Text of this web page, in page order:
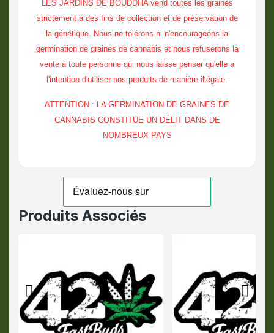
LES JARDINS DE BOUDDHA vend toutes les graines
strictement à des fins de collection et de préservation de
la génétique. Nous ne tolérons ni n'encourageons la
germination de graines de cannabis et nous refuserons la
vente à toute personne qui nous laisse penser qu'elle a
l'intention d'utiliser nos produits de manière illégale.
ATTENTION : LA GERMINATION DE GRAINES DE
CANNABIS CONSTITUE UN DÉLIT DANS DE
NOMBREUX PAYS
Produits Associés